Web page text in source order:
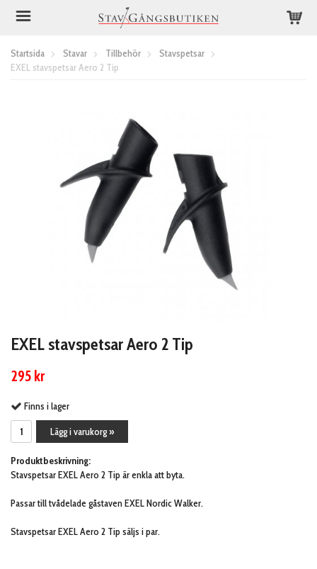
Startsida Stavar Tillbehör
Stavspetsar
EXEL stavspetsar Aero 2 Tip
EXEL stavspetsar Aero 2 Tip
295 kr
Finns i lager
Lägg i varukorg »
Produktbeskrivning:
Stavspetsar EXEL Aero 2 Tip är enkla att byta.
Passar till tvådelade gåstaven EXEL Nordic Walker.
Stavspetsar EXEL Aero 2 Tip säljs i par.